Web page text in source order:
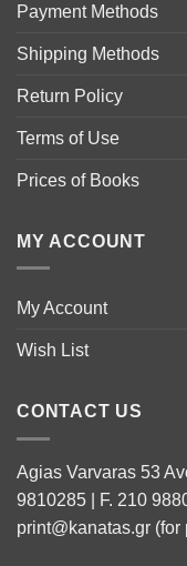
Payment Methods
Shipping Methods
Return Policy
Terms of Use
Prices of Books
MY ACCOUNT
My Account
Wish List
CONTACT US
Agias Varvaras 53
9810285 | F. 210
print@kanatas.gr (for